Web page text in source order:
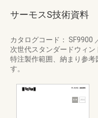
サーモスS技術資料
カタログコード： SF9900
次世代スタンダードウィ
特注製作範囲、納まり参
す。